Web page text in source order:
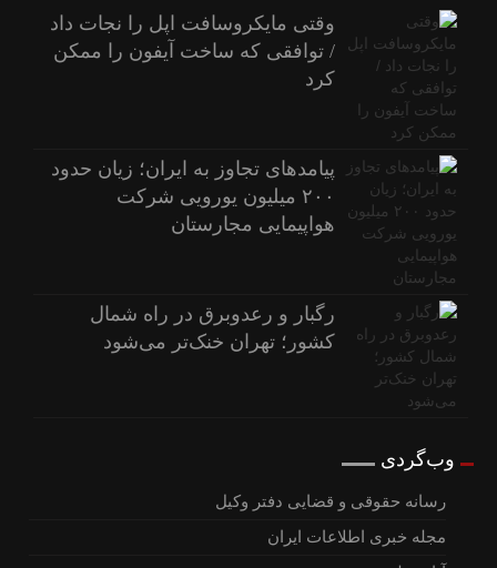
وقتی مایکروسافت اپل را نجات داد
/ توافقی که ساخت آیفون را ممکن
کرد
پیامدهای تجاوز به ایران؛ زیان حدود
۲۰۰ میلیون یورویی شرکت
هواپیمایی مجارستان
رگبار و رعدوبرق در راه شمال
کشور؛ تهران خنک‌تر می‌شود
وب‌گردی
رسانه حقوقی و قضایی دفتر وکیل
مجله خبری اطلاعات ایران